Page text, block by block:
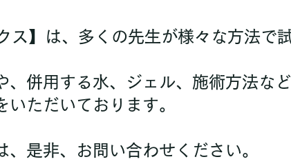
、併用する水、ジェル、施術方法など
いただいております。
、是非、お問い合わせください。